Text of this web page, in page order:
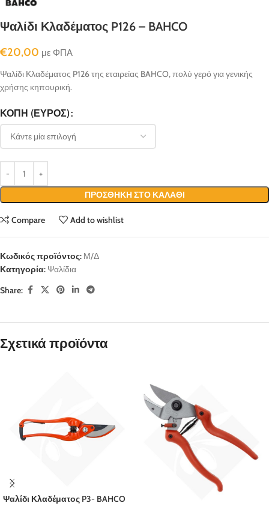
Ψαλίδι Κλαδέματος P126 – BAHCO
€20,00 με ΦΠΑ
Ψαλίδι Κλαδέματος P126 της εταιρείας BAHCO, πολύ γερό για γενικής
χρήσης κηπουρική.
ΚΟΠΉ (ΕΎΡΟΣ)
ΠΡΟΣΘΉΚΗ ΣΤΟ ΚΑΛΆΘΙ
Compare Add to wishlist
Κωδικός προϊόντος: Μ/Δ
Κατηγορία: Ψαλίδια
Share:
Σχετικά προϊόντα
Ψαλίδι Κλαδέματος P3- BAHCO